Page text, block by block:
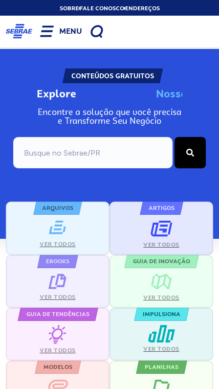
SOBREFALE CONOSCOENDEREÇOS
MENU
CONTEÚDOS GRATUITOS
Explore Nos
Encontre a solução que você precisa
e Transforme Seu Negócio
ARQUIVOS
VER TODOS
ARTIGOS
VER TODOS
EBOOKS
VER TODOS
GUIA DE INOVAÇÃO
VER TODOS
GUIA DE TENDÊNCIAS
VER TODOS
IMPULSIONA
VER TODOS
MODELOS PLANILHAS